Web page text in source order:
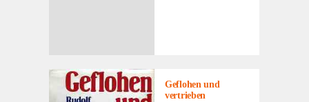
Geflo­hen und
vertrie­ben